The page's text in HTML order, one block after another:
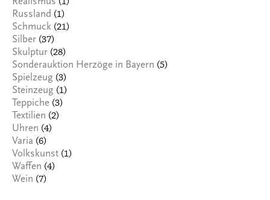
Realismus
Russland (1)
Schmuck (21)
Silber (37)
Skulptur (28)
Sonderauktion Herzöge in Bayern (5)
Spielzeug (3)
Steinzeug (1)
Teppiche (3)
Textilien (2)
Uhren (4)
Varia (6)
Volkskunst (1)
Waffen (4)
Wein (7)